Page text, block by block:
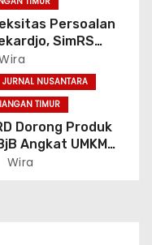
Persoalan
SimRS
masuk
manajemen
JURNAL NUSANTARA
TIMUR
Dorong Produk
Angkat UMKM
Wira